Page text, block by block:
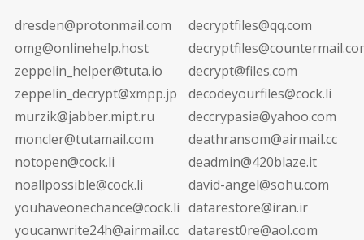
dresden@protonmail.com
decryptfiles@qq.com
omg@onlinehelp.host
zeppelin_helper@tuta.io
decrypt@files.com
zeppelin_decrypt@xmpp.jp
decodeyourfiles@cock.li
murzik@jabber.mipt.ru
deccrypasia@yahoo.com
moncler@tutamail.com
deathransom@airmail.cc
notopen@cock.li
deadmin@420blaze.it
noallpossible@cock.li
david-angel@sohu.com
youhaveonechance@cock.li datarestore@iran.ir
youcanwrite24h@airmail.cc datarest0re@aol.com